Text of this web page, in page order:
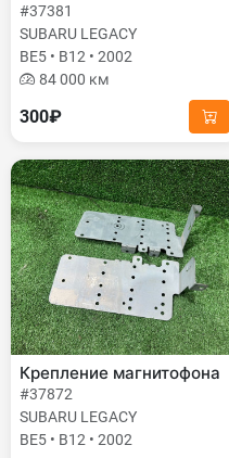
#37381
SUBARU LEGACY
BE5 • B12 • 2002
84 000 км
300₽
Крепление магнитофона
#37872
SUBARU LEGACY
BE5 • B12 • 2002